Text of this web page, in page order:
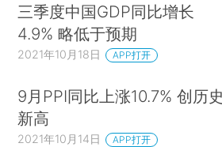
三季度中国GDP同比增长
4.9% 略低于预期
2021年10月18日 APP打开
9月PPI同比上涨10.7% 创历史
新高
2021年10月14日 APP打开